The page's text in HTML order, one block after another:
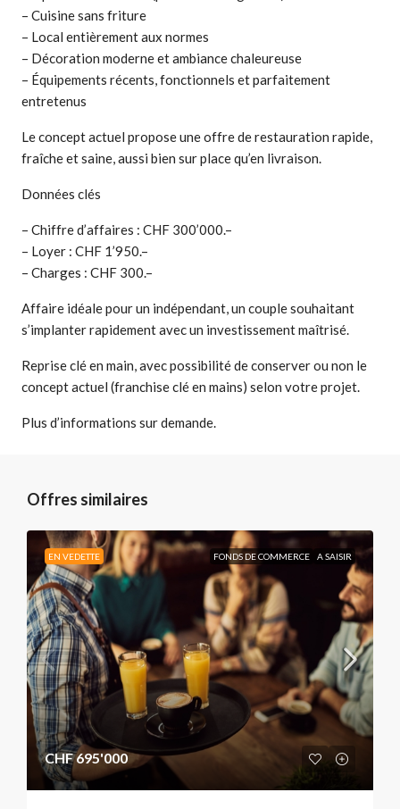
– Cuisine sans friture
– Local entièrement aux normes
– Décoration moderne et ambiance chaleureuse
– Équipements récents, fonctionnels et parfaitement
entretenus
Le concept actuel propose une offre de restauration rapide,
fraîche et saine, aussi bien sur place qu’en livraison.
Données clés
– Chiffre d’affaires : CHF 300’000.–
– Loyer : CHF 1’950.–
– Charges : CHF 300.–
Affaire idéale pour un indépendant, un couple souhaitant
s’implanter rapidement avec un investissement maîtrisé.
Reprise clé en main, avec possibilité de conserver ou non le
concept actuel (franchise clé en mains) selon votre projet.
Plus d’informations sur demande.
Offres similaires
EN VEDETTE FONDS DE COMMERCE A SAISIR
CHF 695'000